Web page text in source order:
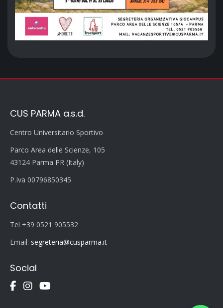
CUS PARMA a.s.d.
Centro Universitario Sportivo
Parco Area delle Scienze, 105
43124 Parma PR (Italy)
P.Iva 00796850345
Contatti
Tel +39 0521 905532
Email: segreteria@cusparma.it
Social